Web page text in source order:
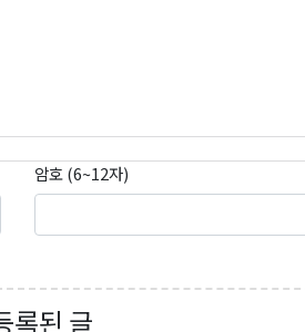
암호 (6~12자)
록된 글